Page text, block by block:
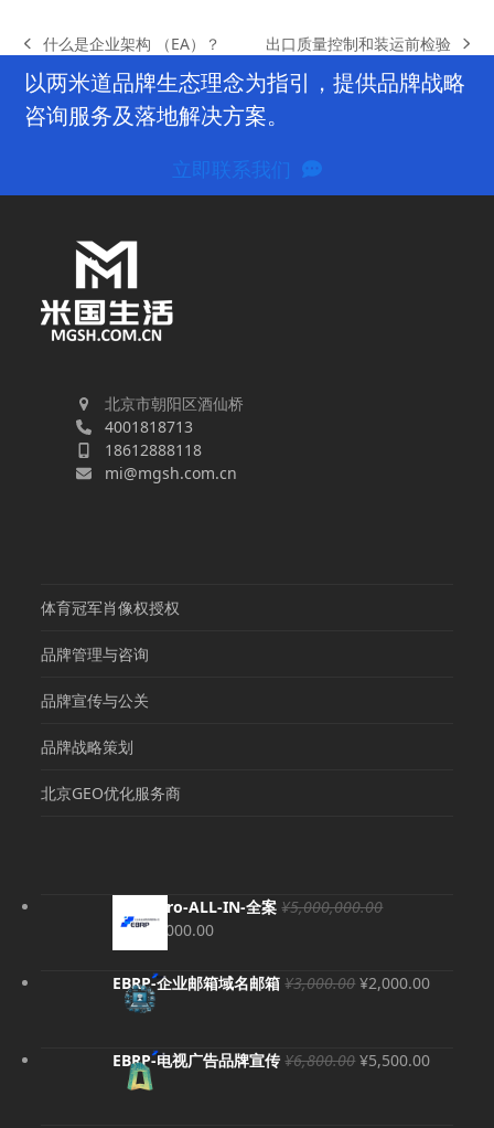
previous
post:
什么是企业架构 （EA）？
next
post:
出口质量控制和装运前检验
以两米道品牌生态理念为指引，提供品牌战略
咨询服务及落地解决方案。
立即联系我们
北京市朝阳区酒仙桥
4001818713
18612888118
mi@mgsh.com.cn
体育冠军肖像权授权
品牌管理与咨询
品牌宣传与公关
品牌战略策划
北京GEO优化服务商
EBRP-Pro-ALL-IN-全案 ¥5,000,000.00
原
价
为：
¥5,000,000.00。
¥4,980,000.00当
价
格
EBRP-企业邮箱域名邮箱 ¥3,000.00 原
¥3,000.00。
¥2,000.00当
EBRP-电视广告品牌宣传 ¥6,800.00 原
¥5,500.00当